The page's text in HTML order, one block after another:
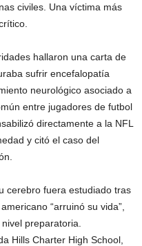
civiles. Una víctima más
hallaron una carta de
sufrir encefalopatía
neurológico asociado a
entre jugadores de futbol
directamente a la NFL
y citó el caso del
cerebro fuera estudiado tras
“arruinó su vida”,
preparatoria.
Hills Charter High School,